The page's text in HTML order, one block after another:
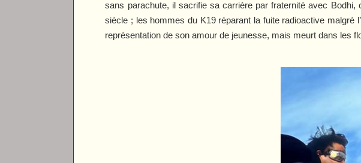
sans parachute, il sacrifie sa carrière par fraternité avec
siècle ; les hommes du K19 réparant la fuite radioactive malgré
représentation de son amour de jeunesse, mais meurt dans les